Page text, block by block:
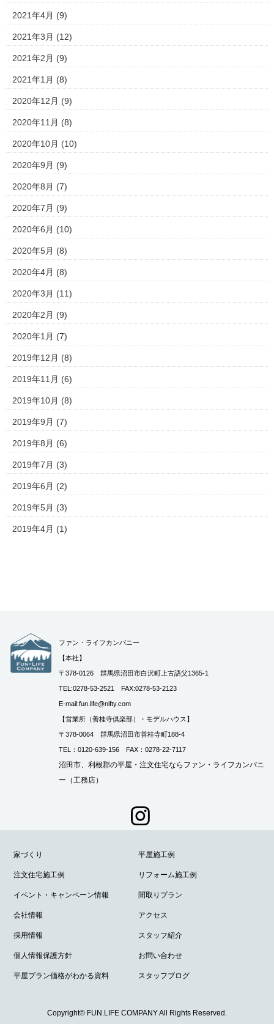
2021年4月 (9)
2021年3月 (12)
2021年2月 (9)
2021年1月 (8)
2020年12月 (9)
2020年11月 (8)
2020年10月 (10)
2020年9月 (9)
2020年8月 (7)
2020年7月 (9)
2020年6月 (10)
2020年5月 (8)
2020年4月 (8)
2020年3月 (11)
2020年2月 (9)
2020年1月 (7)
2019年12月 (8)
2019年11月 (6)
2019年10月 (8)
2019年9月 (7)
2019年8月 (6)
2019年7月 (3)
2019年6月 (2)
2019年5月 (3)
2019年4月 (1)
ファン・ライフカンパニー
【本社】
〒378-0126 群馬県沼田市白沢町上古語父1365-1
TEL:0278-53-2521 FAX:0278-53-2123
E-mail:fun.life@nifty.com
【営業所（善桂寺倶楽部）・モデルハウス】
〒378-0064 群馬県沼田市善桂寺町188-4
TEL：0120-639-156 FAX：0278-22-7117
沼田市、利根郡の平屋・注文住宅ならファン・ライフカンパニ
ー（工務店）
家づくり 平屋施工例
注文住宅施工例 リフォーム施工例
イベント・キャンペーン情報 間取りプラン
会社情報 アクセス
採用情報 スタッフ紹介
個人情報保護方針 お問い合わせ
平屋プラン価格がわかる資料 スタッフブログ
Copyright© FUN.LIFE COMPANY All Rights Reserved.